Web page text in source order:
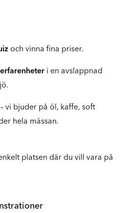
och vinna fina priser.
i en avslappnad
– vi bjuder på öl, kaffe, soft
hela mässan.
platsen där du vill vara på